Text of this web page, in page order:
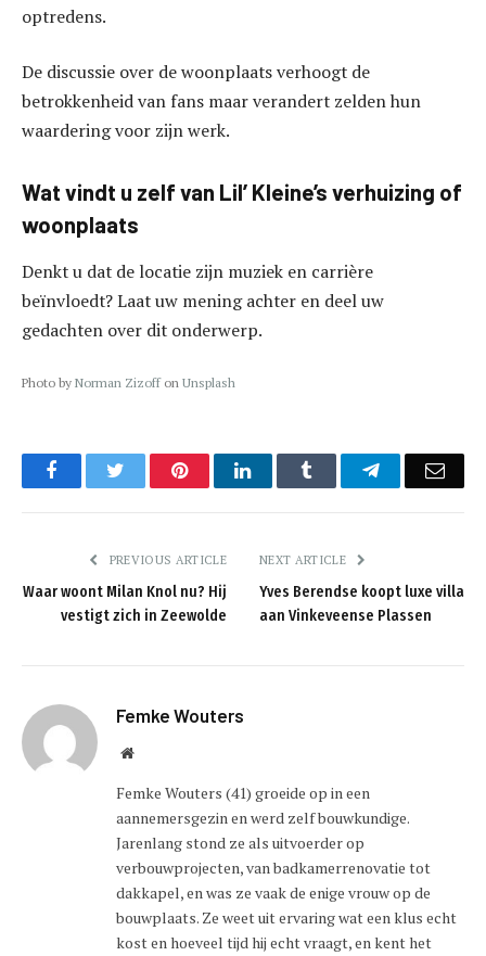
optredens.
De discussie over de woonplaats verhoogt de
betrokkenheid van fans maar verandert zelden hun
waardering voor zijn werk.
Wat vindt u zelf van Lil’ Kleine’s verhuizing of
woonplaats
Denkt u dat de locatie zijn muziek en carrière
beïnvloedt? Laat uw mening achter en deel uw
gedachten over dit onderwerp.
Photo by Norman Zizoffon Unsplash
FacebookTwitter PinterestLinkedIn Tumblr Telegram
PREVIOUS ARTICLE
Waar woont Milan Knol nu? Hij
vestigt zich in Zeewolde
NEXT ARTICLE
Yves Berendse koopt luxe villa
aan Vinkeveense Plassen
Femke Wouters
Website
Femke Wouters (41) groeide op in een
aannemersgezin en werd zelf bouwkundige.
Jarenlang stond ze als uitvoerder op
verbouwprojecten, van badkamerrenovatie tot
dakkapel, en was ze vaak de enige vrouw op de
bouwplaats. Ze weet uit ervaring wat een klus echt
kost en hoeveel tijd hij echt vraagt, en kent het